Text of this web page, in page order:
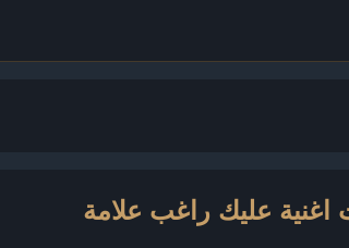
اغنية عليك راغب علامة